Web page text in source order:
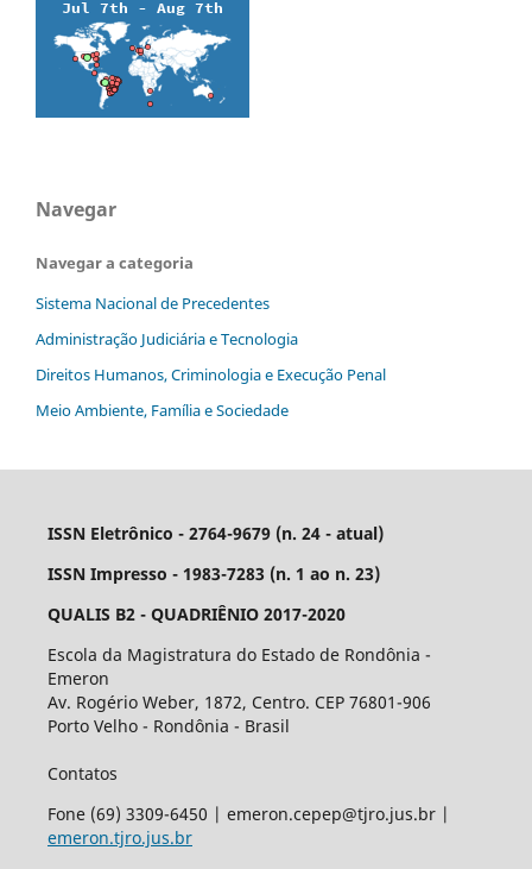
Navegar
Navegar a categoria
Sistema Nacional de Precedentes
Administração Judiciária e Tecnologia
Direitos Humanos, Criminologia e Execução Penal
Meio Ambiente, Família e Sociedade
ISSN Eletrônico - 2764-9679 (n. 24 - atual)
ISSN Impresso - 1983-7283 (n. 1 ao n. 23)
QUALIS B2 - QUADRIÊNIO 2017-2020
Escola da Magistratura do Estado de Rondônia -
Emeron
Av. Rogério Weber, 1872, Centro. CEP 76801-906
Porto Velho - Rondônia - Brasil
Contatos
Fone (69) 3309-6450 | emeron.cepep@tjro.jus.br |
emeron.tjro.jus.br